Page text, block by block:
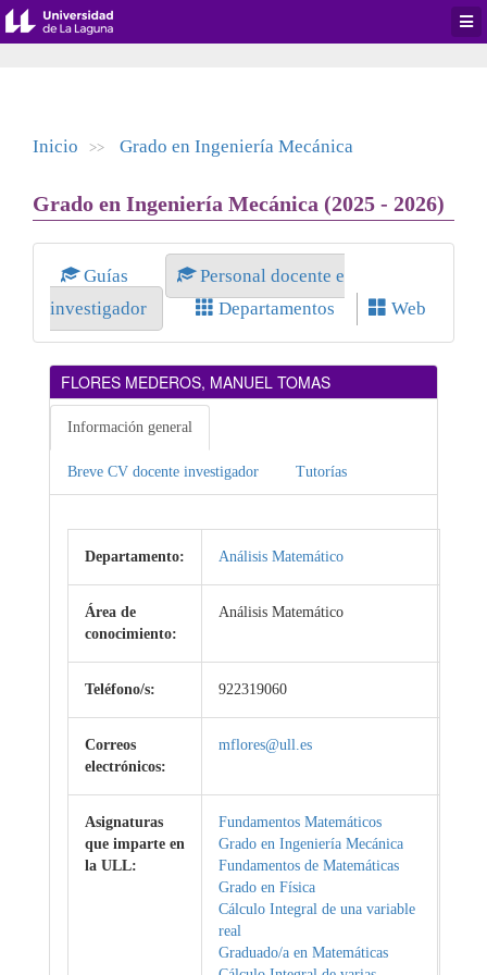
Inicio >> Grado en Ingeniería Mecánica
Grado en Ingeniería Mecánica (2025 - 2026)
Guías
Personal docente e
investigador
Departamentos Web
FLORES MEDEROS, MANUEL TOMAS
Información general
Breve CV docente investigador Tutorías
Departamento: Análisis Matemático
Área de
conocimiento:
Análisis Matemático
Teléfono/s: 922319060
Correos
electrónicos:
mflores@ull.es
Asignaturas
que imparte en
la ULL:
Fundamentos Matemáticos
Grado en Ingeniería Mecánica
Fundamentos de Matemáticas
Grado en Física
Cálculo Integral de una variable
real
Graduado/a en Matemáticas